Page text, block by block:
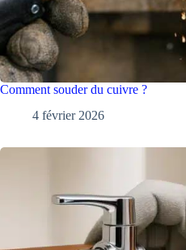
Comment souder du cuivre ?
4 février 2026